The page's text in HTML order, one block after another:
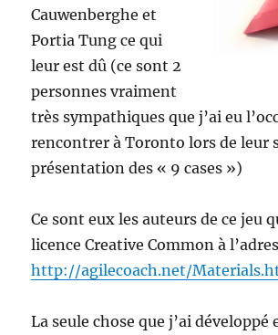
Cauwenberghe et
Portia Tung ce qui
leur est dû (ce sont 2
personnes vraiment
très sympathiques que j’ai eu
rencontrer à Toronto lors de leur
présentation des « 9 cases »)
Ce sont eux les auteurs de ce jeu
licence Creative Common à
http://agilecoach.net/
La seule chose que j’ai développé